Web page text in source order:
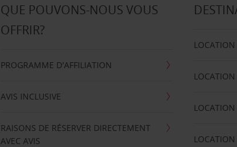
QUE POUVONS-NOUS VOUS
OFFRIR?
PROGRAMME D'AFFILIATION
AVIS INCLUSIVE
RAISONS DE RÉSERVER DIRECTEMENT
AVEC AVIS
LOCATION
LOCATION